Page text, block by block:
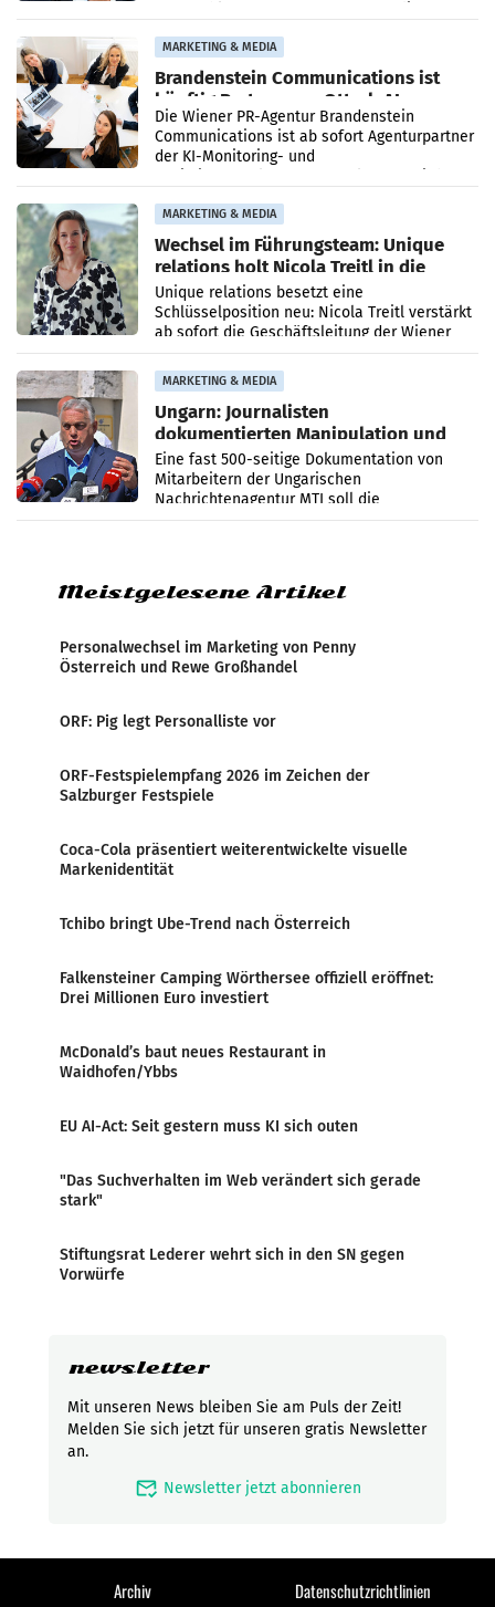
MARKETING & MEDIA
Brandenstein Communications ist
künftig Partner von OtterlyAI
Die Wiener PR-Agentur Brandenstein
Communications ist ab sofort Agenturpartner
der KI-Monitoring- und
MARKETING & MEDIA
Wechsel im Führungsteam: Unique
relations holt Nicola Treitl in die
Geschäftsleitung
Unique relations besetzt eine
Schlüsselposition neu: Nicola Treitl verstärkt
ab sofort die Geschäftsleitung der Wiener
PR-Agentur an der Seite von Josef Kalina und
Anna Kalina-Mahr.
MARKETING & MEDIA
Ungarn: Journalisten
dokumentierten Manipulation und
Zensur
Eine fast 500-seitige Dokumentation von
Mitarbeitern der Ungarischen
Nachrichtenagentur MTI soll die
systematische Nachrichten-Manipulation und
Meistgelesene Artikel
Personalwechsel im Marketing von Penny
Österreich und Rewe Großhandel
ORF: Pig legt Personalliste vor
ORF-Festspielempfang 2026 im Zeichen der
Salzburger Festspiele
Coca-Cola präsentiert weiterentwickelte visuelle
Markenidentität
Tchibo bringt Ube-Trend nach Österreich
Falkensteiner Camping Wörthersee offiziell eröffnet:
Drei Millionen Euro investiert
McDonald’s baut neues Restaurant in
Waidhofen/Ybbs
EU AI-Act: Seit gestern muss KI sich outen
"Das Suchverhalten im Web verändert sich gerade
stark"
Stiftungsrat Lederer wehrt sich in den SN gegen
Vorwürfe
newsletter
Mit unseren News bleiben Sie am Puls der Zeit!
Melden Sie sich jetzt für unseren gratis Newsletter
an.
mark_email_read Newsletter jetzt abonnieren
Archiv Datenschutzrichtlinien